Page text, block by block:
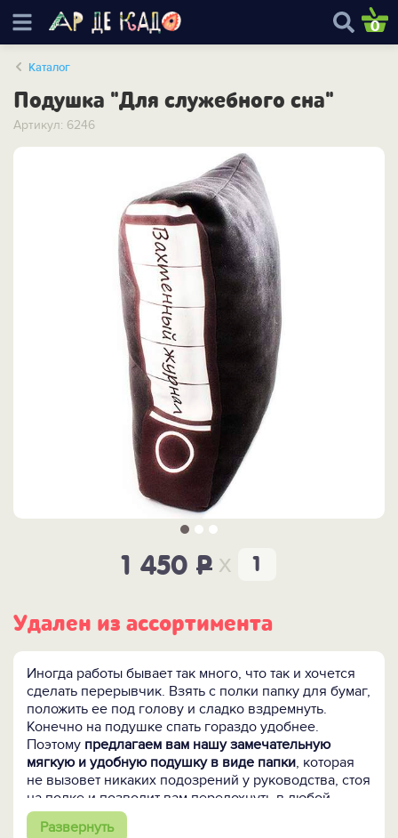
0
Каталог
Подушка "Для служебного сна"
Артикул: 6246
1 450 P x
Удален из ассортимента
Иногда работы бывает так много, что так и хочется
сделать перерывчик. Взять с полки папку для бумаг,
положить ее под голову и сладко вздремнуть.
Конечно на подушке спать гораздо удобнее.
Поэтому предлагаем вам нашу замечательную
мягкую и удобную подушку в виде папки, которая
не вызовет никаких подозрений у руководства, стоя
на полке и позволит вам передохнуть в любой
удобный момент.
Развернуть